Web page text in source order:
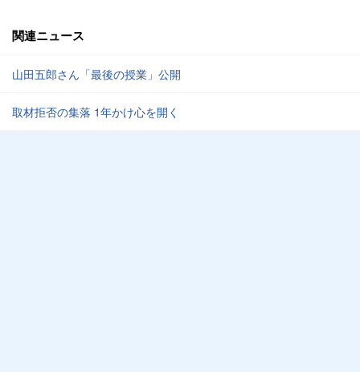
関連ニュース
山田五郎さん「最後の授業」公開
取材拒否の集落 1年かけ心を開く